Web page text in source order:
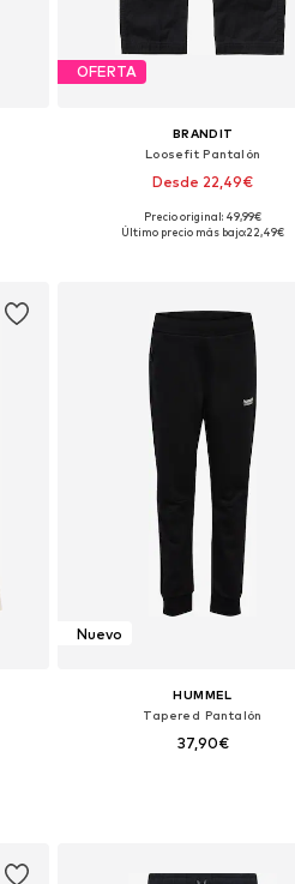
OFERTA
BRANDIT
Loosefit Pantalón
Desde 22,49€
Disponible en muchas tallas
Precio original: 49,99€
Último precio más bajo:22,49€
Nuevo
HUMMEL
Tapered Pantalón
37,90€